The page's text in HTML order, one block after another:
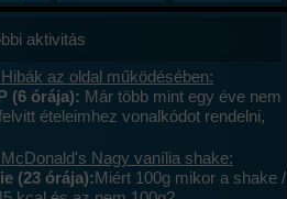
aktivitás
az oldal működésében:
(6 órája): Már több mint egy éve nem
ételeimhez vonalkódot rendelni,
megy. A mások által megadott
le tudom olvasni , jól működik. .
cseréltem, a legújabb android fut,
Nagy vanília shake:
(23 órája):Miért 100g mikor a shake /